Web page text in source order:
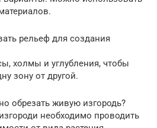
рельеф для создания
холмы и углубления, чтобы
зону от другой.
обрезать живую изгородь?
необходимо проводить